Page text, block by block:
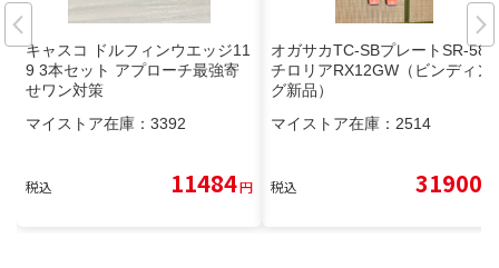
キャスコ ドルフィンウエッジ11
9 3本セット アプローチ最強寄
せワン対策
マイストア在庫： 3392
税込 11484円
オガサカTC-SBプレートSR-585
チロリアRX12GW（ビンディン
グ新品）
マイストア在庫： 2514
税込 31900